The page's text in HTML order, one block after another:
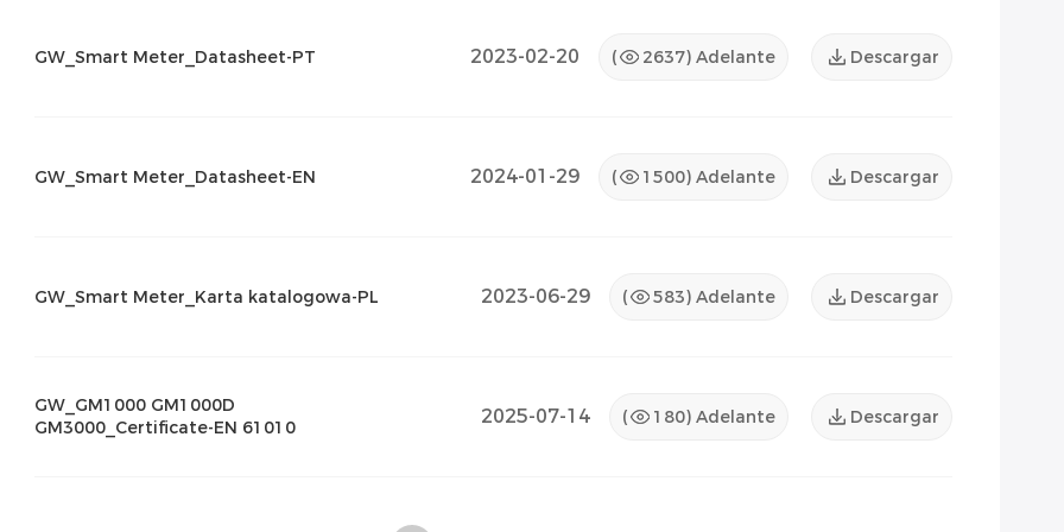
GW_Smart Meter_Datasheet-PT 2023-02-20 ( 2637) Adelante Descargar
GW_Smart Meter_Datasheet-EN 2024-01-29 ( 1500) Adelante Descargar
GW_Smart Meter_Karta katalogowa-PL 2023-06-29 ( 583) Adelante Descargar
GW_GM1000 GM1000D
GM3000_Certificate-EN 61010
2025-07-14 ( 180) Adelante Descargar